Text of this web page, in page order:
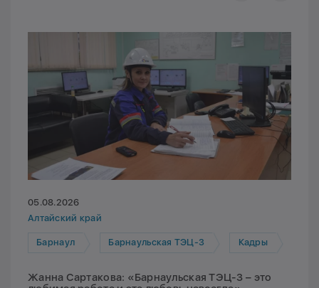
05.08.2026
Алтайский край
Барнаул Барнаульская ТЭЦ-3 Кадры
Жанна Сартакова: «Барнаульская ТЭЦ-3 – это